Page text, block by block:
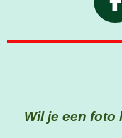
F
Wil je een foto